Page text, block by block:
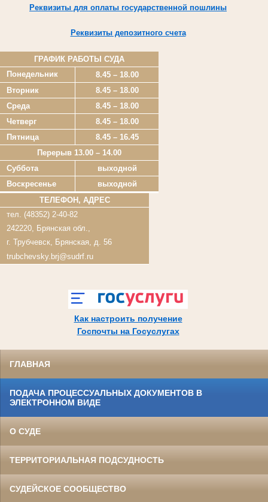
Реквизиты для оплаты государственной пошлины
Реквизиты депозитного счета
ГРАФИК РАБОТЫ СУДА
Понедельник
8.45 – 18.00
Вторник
8.45 – 18.00
Среда
8.45 – 18.00
Четверг
8.45 – 18.00
Пятница
8.45 – 16.45
Перерыв 13.00 – 14.00
Суббота
выходной
Воскресенье
выходной
ТЕЛЕФОН, АДРЕС
тел. (48352) 2-40-82
242220, Брянская обл.,
г. Трубчевск, Брянская, д. 56
trubchevsky.brj@sudrf.ru
Как настроить получение
Госпочты на Госуслугах
ГЛАВНАЯ
ПОДАЧА ПРОЦЕССУАЛЬНЫХ ДОКУМЕНТОВ В
ЭЛЕКТРОННОМ ВИДЕ
О СУДЕ
ТЕРРИТОРИАЛЬНАЯ ПОДСУДНОСТЬ
СУДЕЙСКОЕ СООБЩЕСТВО